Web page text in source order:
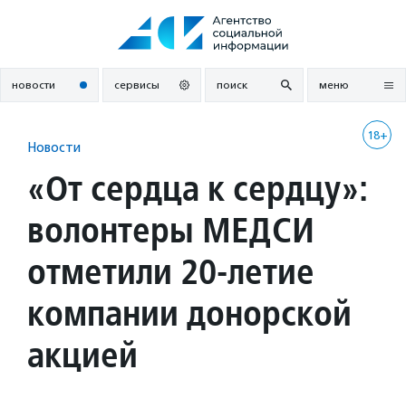
новости сервисы поиск меню
18+
Новости
«От сердца к сердцу»:
волонтеры МЕДСИ
отметили 20-летие
компании донорской
акцией